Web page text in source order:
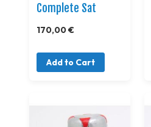
Complete Sat
170,00 €
Add to Cart